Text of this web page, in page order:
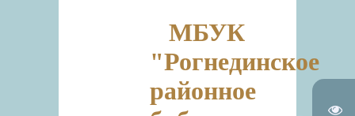
МБУК
"Рогнединское
районное